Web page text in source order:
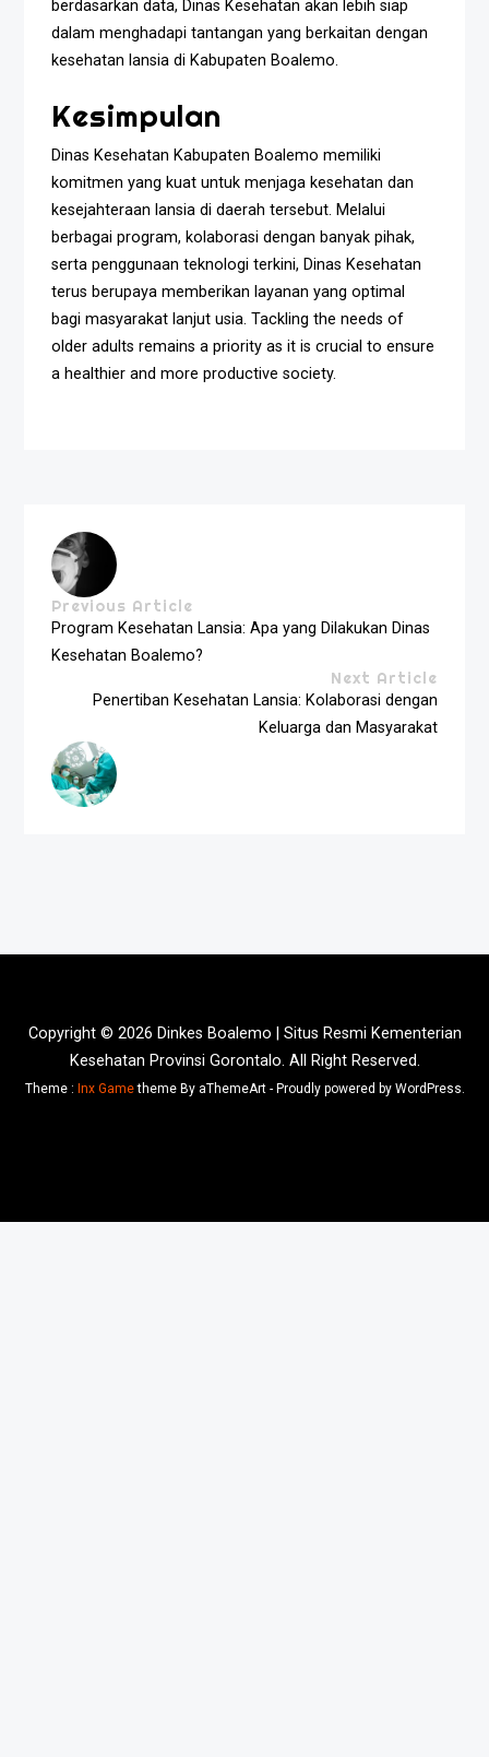
berdasarkan data, Dinas Kesehatan akan lebih siap
dalam menghadapi tantangan yang berkaitan dengan
kesehatan lansia di Kabupaten Boalemo.
Kesimpulan
Dinas Kesehatan Kabupaten Boalemo memiliki
komitmen yang kuat untuk menjaga kesehatan dan
kesejahteraan lansia di daerah tersebut. Melalui
berbagai program, kolaborasi dengan banyak pihak,
serta penggunaan teknologi terkini, Dinas Kesehatan
terus berupaya memberikan layanan yang optimal
bagi masyarakat lanjut usia. Tackling the needs of
older adults remains a priority as it is crucial to ensure
a healthier and more productive society.
Previous Article
Program Kesehatan Lansia: Apa yang Dilakukan Dinas
Kesehatan Boalemo?
Next Article
Penertiban Kesehatan Lansia: Kolaborasi dengan
Keluarga dan Masyarakat
Copyright © 2026 Dinkes Boalemo | Situs Resmi Kementerian
Kesehatan Provinsi Gorontalo. All Right Reserved.
Theme : Inx Gametheme By aThemeArt - Proudly powered by WordPress.